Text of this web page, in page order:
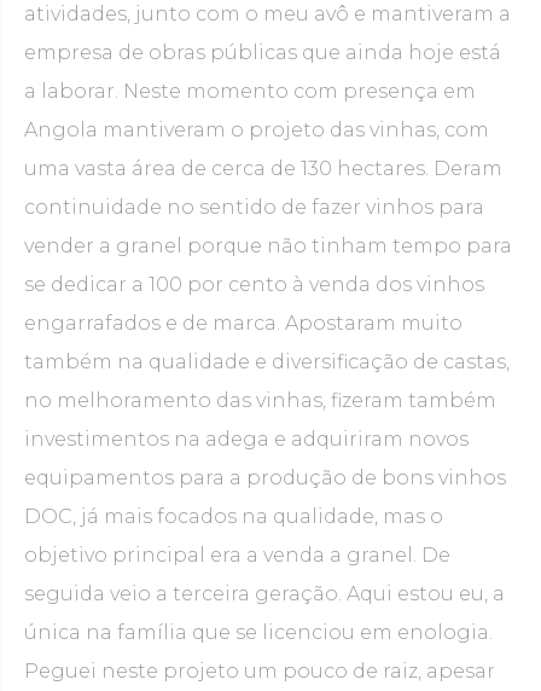
atividades, junto com o meu avô e mantiveram a
empresa de obras públicas que ainda hoje está
a laborar. Neste momento com presença em
Angola mantiveram o projeto das vinhas, com
uma vasta área de cerca de 130 hectares. Deram
continuidade no sentido de fazer vinhos para
vender a granel porque não tinham tempo para
se dedicar a 100 por cento à venda dos vinhos
engarrafados e de marca. Apostaram muito
também na qualidade e diversificação de castas,
no melhoramento das vinhas, fizeram também
investimentos na adega e adquiriram novos
equipamentos para a produção de bons vinhos
DOC, já mais focados na qualidade, mas o
objetivo principal era a venda a granel. De
seguida veio a terceira geração. Aqui estou eu, a
única na família que se licenciou em enologia.
Peguei neste projeto um pouco de raiz, apesar